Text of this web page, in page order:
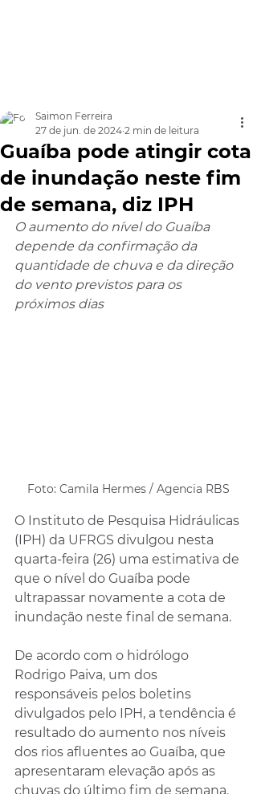
Guaíba pode atingir cota
de inundação neste fim
de semana, diz IPH
Saimon Ferreira
27 de jun. de 2024 2 min de leitura
O aumento do nível do Guaíba
depende da confirmação da
quantidade de chuva e da direção
do vento previstos para os
próximos dias
Foto: Camila Hermes / Agencia RBS
O Instituto de Pesquisa Hidráulicas
(IPH) da UFRGS divulgou nesta
quarta-feira (26) uma estimativa de
que o nível do Guaíba pode
ultrapassar novamente a cota de
inundação neste final de semana.
De acordo com o hidrólogo
Rodrigo Paiva, um dos
responsáveis pelos boletins
divulgados pelo IPH, a tendência é
resultado do aumento nos níveis
dos rios afluentes ao Guaíba, que
apresentaram elevação após as
chuvas do último fim de semana.